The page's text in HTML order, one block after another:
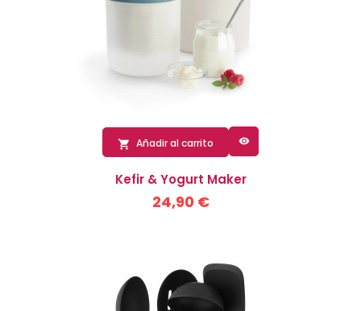
 Añadir al carrito 
Kefir & Yogurt Maker
24,90 €